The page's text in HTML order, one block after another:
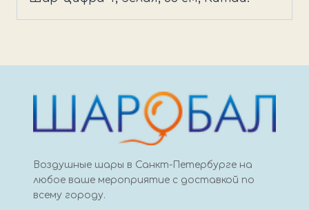
Воздушные шары в Санкт-Петербурге на
любое ваше мероприятие с доставкой по
всему городу.